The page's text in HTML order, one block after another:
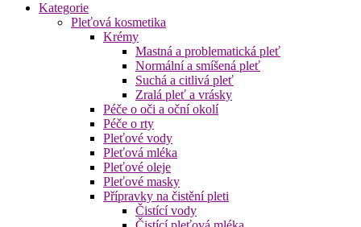
Kategorie
Pleťová kosmetika
Krémy
Mastná a problematická pleť
Normální a smíšená pleť
Suchá a citlivá pleť
Zralá pleť a vrásky
Péče o oči a oční okolí
Péče o rty
Pleťové vody
Pleťová mléka
Pleťové oleje
Pleťové masky
Přípravky na čistění pleti
Čistící vody